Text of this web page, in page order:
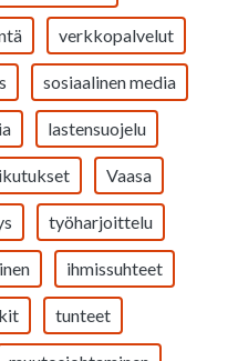
verkkopalvelut
sosiaalinen media
lastensuojelu
Vaasa
työharjoittelu
ihmissuhteet
tunteet